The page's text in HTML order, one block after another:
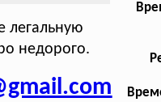
легальную
недорого.